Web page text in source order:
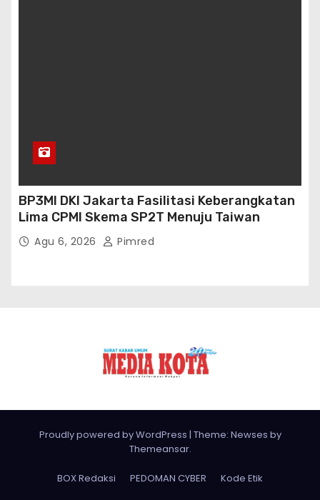
BP3MI DKI Jakarta Fasilitasi Keberangkatan
Lima CPMI Skema SP2T Menuju Taiwan
Agu 6, 2026 Pimred
Proudly powered by WordPress | Theme: Newses by
Themeansar.
BOX Redaksi PEDOMAN CYBER Kode Etik